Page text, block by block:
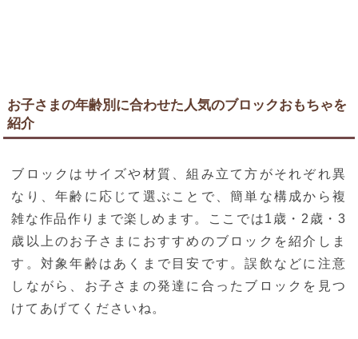
お子さまの年齢別に合わせた人気のブロックおもちゃを
紹介
ブロックはサイズや材質、組み立て方がそれぞれ異
なり、年齢に応じて選ぶことで、簡単な構成から複
雑な作品作りまで楽しめます。ここでは1歳・2歳・3
歳以上のお子さまにおすすめのブロックを紹介しま
す。対象年齢はあくまで目安です。誤飲などに注意
しながら、お子さまの発達に合ったブロックを見つ
けてあげてくださいね。